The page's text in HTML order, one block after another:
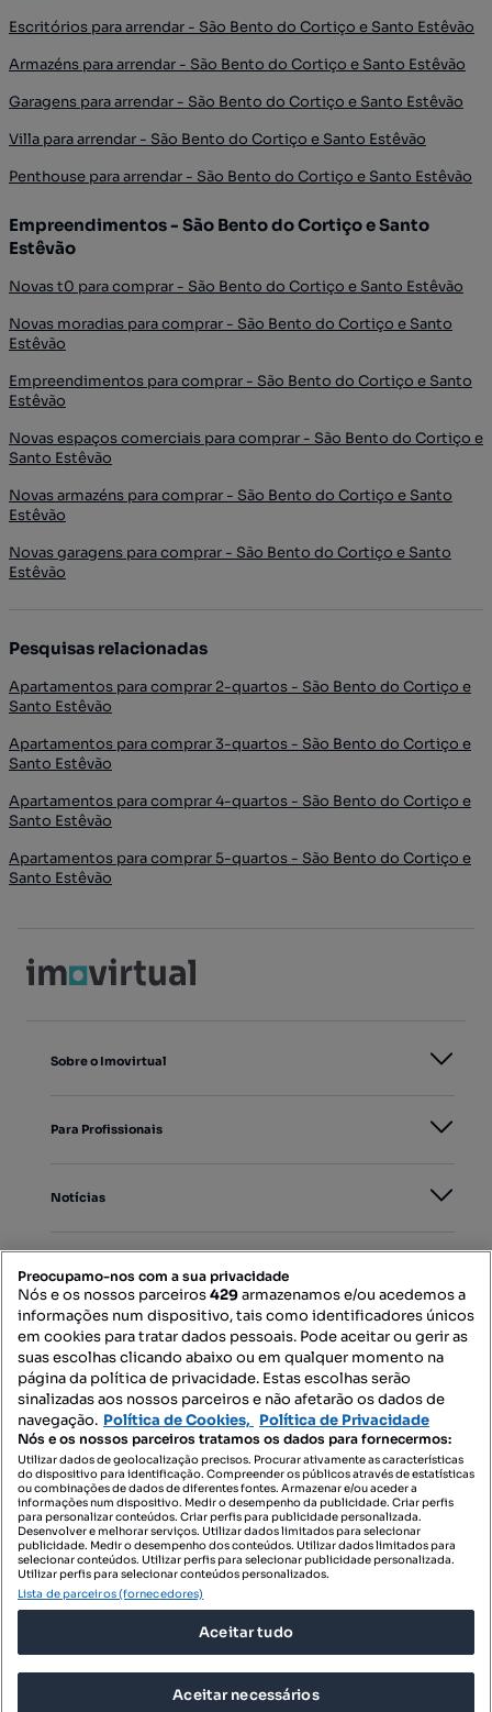
Escritórios para arrendar - São Bento do Cortiço e Santo Estêvão
Armazéns para arrendar - São Bento do Cortiço e Santo Estêvão
Garagens para arrendar - São Bento do Cortiço e Santo Estêvão
Villa para arrendar - São Bento do Cortiço e Santo Estêvão
Penthouse para arrendar - São Bento do Cortiço e Santo Estêvão
Empreendimentos - São Bento do Cortiço e Santo
Estêvão
Novas t0 para comprar - São Bento do Cortiço e Santo Estêvão
Novas moradias para comprar - São Bento do Cortiço e Santo
Estêvão
Empreendimentos para comprar - São Bento do Cortiço e Santo
Estêvão
Novas espaços comerciais para comprar - São Bento do Cortiço e
Santo Estêvão
Novas armazéns para comprar - São Bento do Cortiço e Santo
Estêvão
Novas garagens para comprar - São Bento do Cortiço e Santo
Estêvão
Pesquisas relacionadas
Apartamentos para comprar 2-quartos - São Bento do Cortiço e
Santo Estêvão
Apartamentos para comprar 3-quartos - São Bento do Cortiço e
Santo Estêvão
Apartamentos para comprar 4-quartos - São Bento do Cortiço e
Santo Estêvão
Apartamentos para comprar 5-quartos - São Bento do Cortiço e
Santo Estêvão
Sobre o Imovirtual
Para Profissionais
Notícias
Mapa do Site
Contacte-nos
SIGA-NOS:
DESCARREGAR NA:
© 2026 Imovirtual.com, OLX Portugal, S.A.
Preocupamo-nos com a sua privacidade
Nós e os nossos parceiros429armazenamos e/ou acedemos a
informações num dispositivo, tais como identificadores únicos
em cookies para tratar dados pessoais. Pode aceitar ou gerir as
suas escolhas clicando abaixo ou em qualquer momento na
página da política de privacidade. Estas escolhas serão
sinalizadas aos nossos parceiros e não afetarão os dados de
navegação. Política de Cookies, Política de Privacidade
Nós e os nossos parceiros tratamos os dados para fornecermos:
Utilizar dados de geolocalização precisos. Procurar ativamente as características
do dispositivo para identificação. Compreender os públicos através de estatísticas
ou combinações de dados de diferentes fontes. Armazenar e/ou aceder a
informações num dispositivo. Medir o desempenho da publicidade. Criar perfis
para personalizar conteúdos. Criar perfis para publicidade personalizada.
Desenvolver e melhorar serviços. Utilizar dados limitados para selecionar
publicidade. Medir o desempenho dos conteúdos. Utilizar dados limitados para
selecionar conteúdos. Utilizar perfis para selecionar publicidade personalizada.
Utilizar perfis para selecionar conteúdos personalizados.
Lista de parceiros (fornecedores)
Aceitar tudo
Aceitar necessários